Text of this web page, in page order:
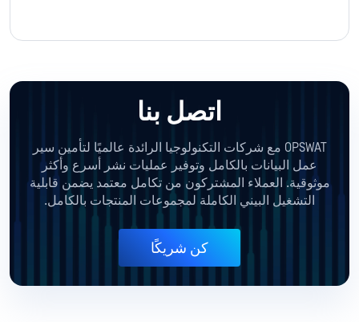
اتصل بنا
OPSWAT مع شركات التكنولوجيا الرائدة عالميًا لتأمين سير
عمل البيانات بالكامل وتوفير عمليات نشر أسرع وأكثر
موثوقية. العملاء المشتركون من تكامل معتمد يضمن قابلية
التشغيل البيني الكاملة لمجموعات المنتجات بالكامل.
كن شريكًا